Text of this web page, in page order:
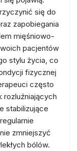
się do
zapobiegania
mięśniowo-
pacjentów
stylu życia, co
fizycznej
często
stabilizujące
zmniejszyć
bólów.